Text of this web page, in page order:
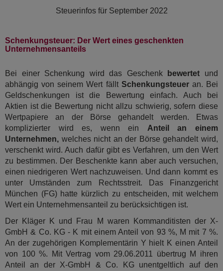
Steuerinfos für September 2022
Schenkungsteuer: Der Wert eines geschenkten
Unternehmensanteils
Bei einer Schenkung wird das Geschenk bewertet und
abhängig von seinem Wert fällt Schenkungsteuer an. Bei
Geldschenkungen ist die Bewertung einfach. Auch bei
Aktien ist die Bewertung nicht allzu schwierig, sofern diese
Wertpapiere an der Börse gehandelt werden. Etwas
komplizierter wird es, wenn ein Anteil an einem
Unternehmen, welches nicht an der Börse gehandelt wird,
verschenkt wird. Auch dafür gibt es Verfahren, um den Wert
zu bestimmen. Der Beschenkte kann aber auch versuchen,
einen niedrigeren Wert nachzuweisen. Und dann kommt es
unter Umständen zum Rechtsstreit. Das Finanzgericht
München (FG) hatte kürzlich zu entscheiden, mit welchem
Wert ein Unternehmensanteil zu berücksichtigen ist.
Der Kläger K und Frau M waren Kommanditisten der X-
GmbH & Co. KG - K mit einem Anteil von 93 %, M mit 7 %.
An der zugehörigen Komplementärin Y hielt K einen Anteil
von 100 %. Mit Vertrag vom 29.06.2011 übertrug M ihren
Anteil an der X-GmbH & Co. KG unentgeltlich auf den